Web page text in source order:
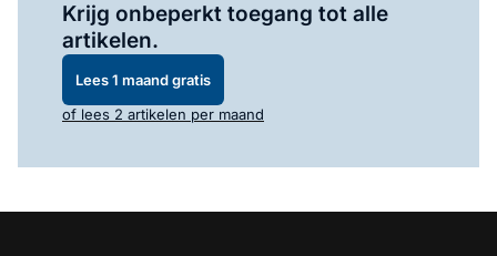
Krijg onbeperkt toegang tot alle
artikelen.
Lees 1 maand gratis
of lees 2 artikelen per maand